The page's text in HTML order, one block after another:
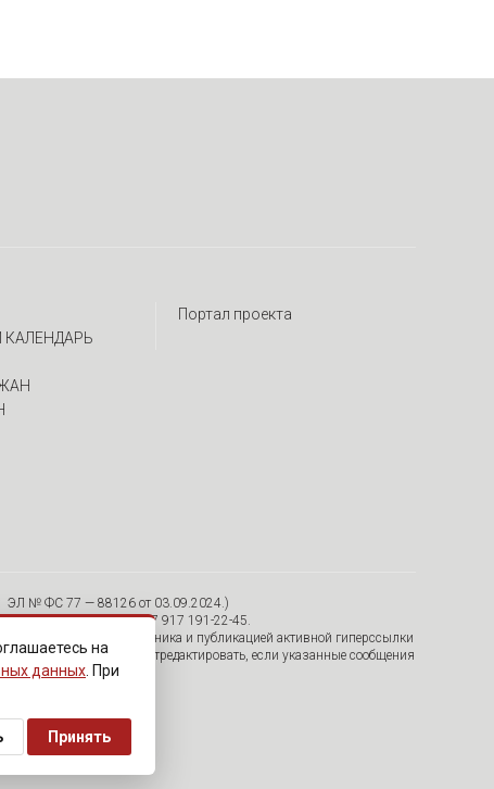
Портал проекта
ЭЛ № ФС 77 — 88126 от 03.09.2024.)
30/12, пом. 15 Тел. +7 917 191-22-45.
с указанием источника и публикацией активной гиперссылки
их с сайта или отредактировать, если указанные сообщения
на
данных . При
Принять